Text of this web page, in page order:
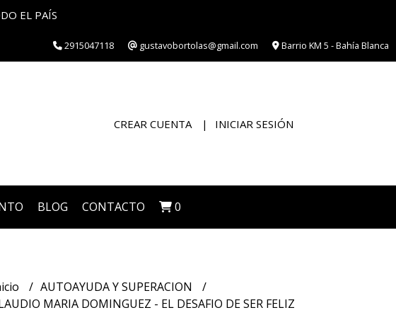
EL PAÍS
2915047118 gustavobortolas@gmail.com Barrio KM 5 - Bahía Blanca
CREAR CUENTA INICIAR SESIÓN
BLOG CONTACTO 0
AUTOAYUDA Y SUPERACION
MARIA DOMINGUEZ - EL DESAFIO DE SER FELIZ